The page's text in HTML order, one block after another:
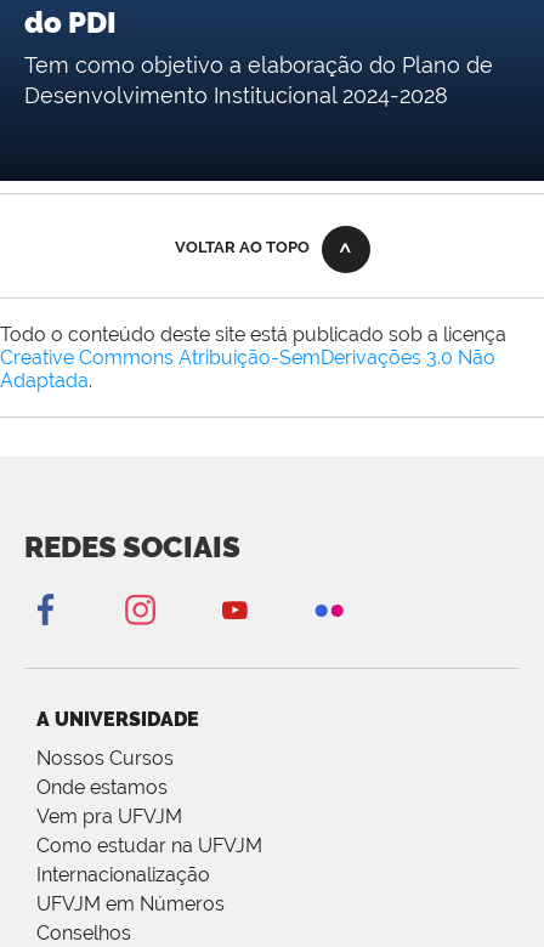
do PDI
Tem como objetivo a elaboração do Plano de
Desenvolvimento Institucional 2024-2028
VOLTAR AO TOPO
Todo o conteúdo deste site está publicado sob a licença
Creative Commons Atribuição-SemDerivações 3.0 Não
Adaptada.
REDES SOCIAIS
A UNIVERSIDADE
Nossos Cursos
Onde estamos
Vem pra UFVJM
Como estudar na UFVJM
Internacionalização
UFVJM em Números
Conselhos